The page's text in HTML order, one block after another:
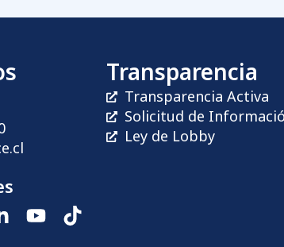
Transparencia
Transparencia Activa
Solicitud de
Ley de Lobby